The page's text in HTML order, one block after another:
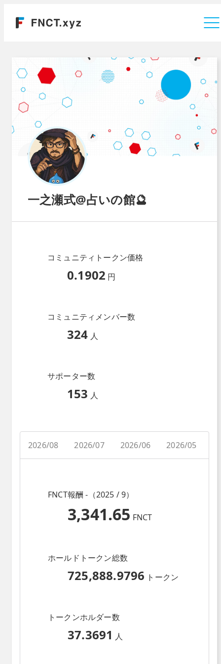
一之瀬式@占いの館🔮
コミュニティトークン価格
0.1902 円
コミュニティメンバー数
324 人
サポーター数
153 人
2026/08 2026/07 2026/06 2026/05
FNCT報酬 -（2025 / 9）
3,341.65 FNCT
ホールドトークン総数
725,888.9796 トークン
トークンホルダー数
37.3691 人